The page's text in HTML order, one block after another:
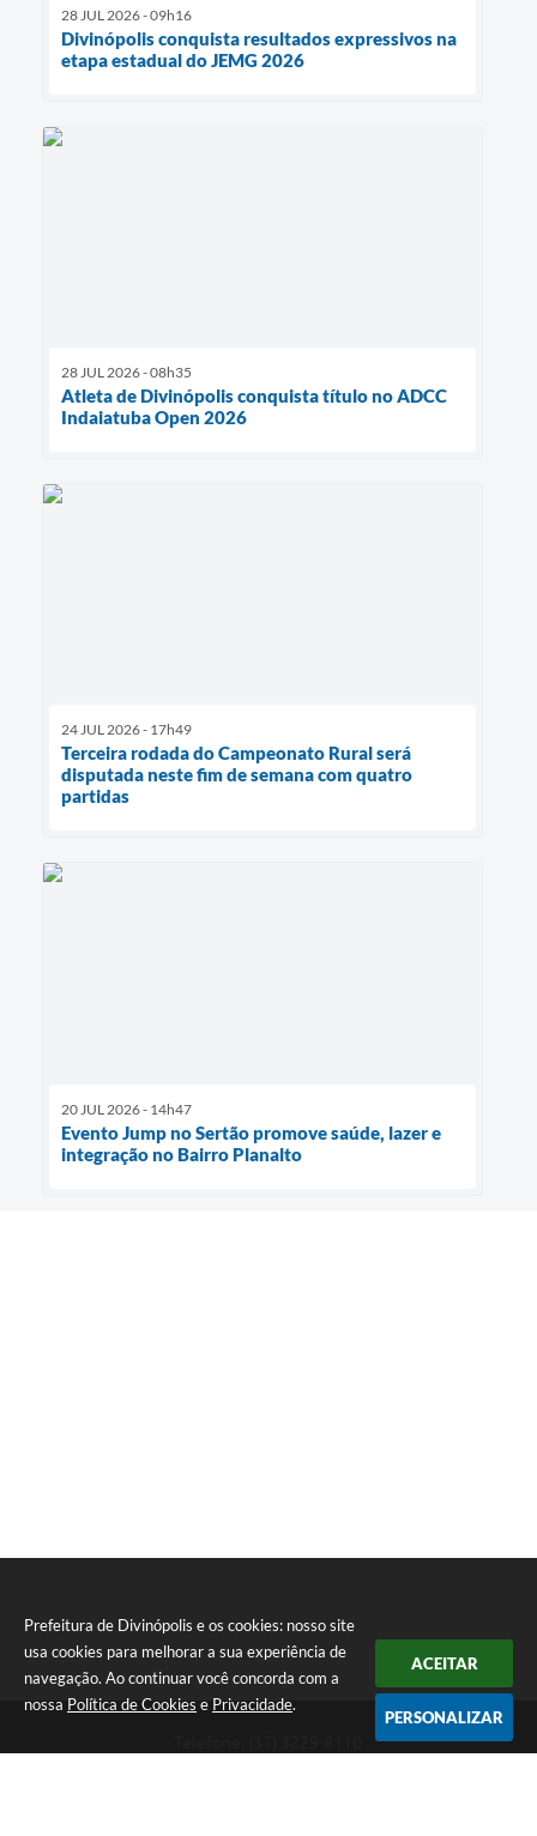
Prefeitura de Divinópolis e os cookies: nosso site
usa cookies para melhorar a sua experiência de
navegação. Ao continuar você concorda com a
nossa Política de Cookies e Privacidade.
ACEITAR
PERSONALIZAR
28 JUL 2026 - 09h16
Divinópolis conquista resultados expressivos na
etapa estadual do JEMG 2026
28 JUL 2026 - 08h35
Atleta de Divinópolis conquista título no ADCC
Indaiatuba Open 2026
24 JUL 2026 - 17h49
Terceira rodada do Campeonato Rural será
disputada neste fim de semana com quatro
partidas
20 JUL 2026 - 14h47
Evento Jump no Sertão promove saúde, lazer e
integração no Bairro Planalto